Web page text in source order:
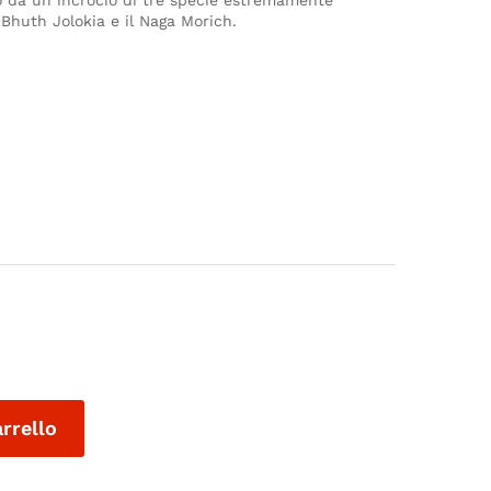
Jolokia e il Naga Morich.